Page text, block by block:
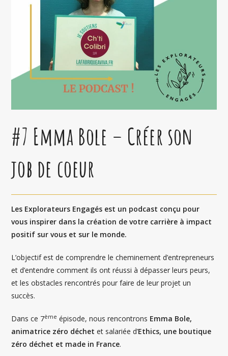
#7 Emma Bole – Créer son
job de coeur
Les Explorateurs Engagés est un podcast conçu pour
vous inspirer dans la création de votre carrière à impact
positif sur vous et sur le monde.
L’objectif est de comprendre le cheminement d’entrepreneurs
et d’entendre comment ils ont réussi à dépasser leurs peurs,
et les obstacles rencontrés pour faire de leur projet un
succès.
Dans ce 7ème épisode, nous rencontrons Emma Bole,
animatrice zéro déchet et salariée d’Ethics, une boutique
zéro déchet et made in France.